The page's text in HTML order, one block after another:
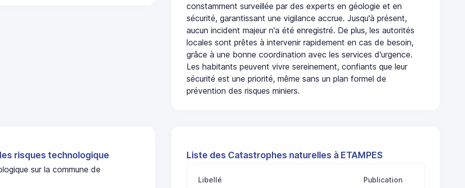
constamment surveillée par des experts en géologie et en
sécurité, garantissant une vigilance accrue. Jusqu'à présent,
aucun incident majeur n'a été enregistré. De plus, les autorités
locales sont prêtes à intervenir rapidement en cas de besoin,
grâce à une bonne coordination avec les services d'urgence.
Les habitants peuvent vivre sereinement, confiants que leur
sécurité est une priorité, même sans un plan formel de
prévention des risques miniers.
risques technologique
sur la commune de
Liste des Catastrophes naturelles à ETAMPES
Libellé Publication